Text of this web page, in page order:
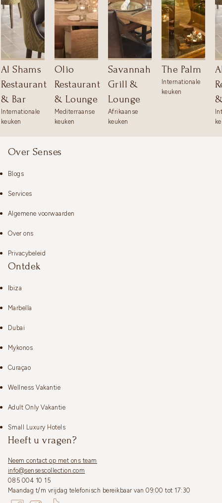
Al Shams
Restaurant
& Bar
Internationale
keuken
Olio
Restaurant
& Lounge
Mediterraanse
keuken
Savannah
Grill &
Lounge
Afrikaanse
keuken
The Palm
Internationale
keuken
Over Senses
Blogs
Services
Algemene voorwaarden
Over ons
Privacybeleid
Ontdek
Ibiza
Marbella
Dubai
Mykonos
Curaçao
Wellness Vakantie
Adult Only Vakantie
Small Luxury Hotels
Heeft u vragen?
Neem contact op met ons team
info@sensescollection.com
085 004 10 15
Maandag t/m vrijdag telefonisch bereikbaar van 09:00 tot 17:30